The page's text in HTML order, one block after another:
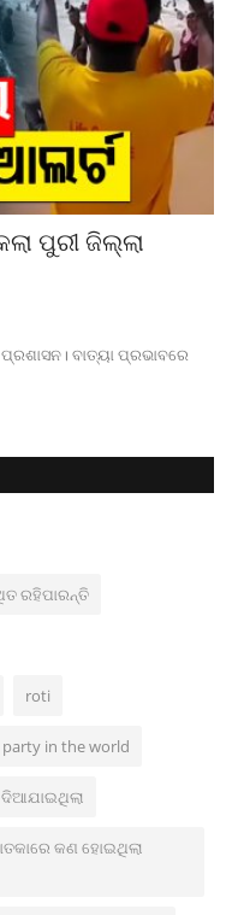
ପୁରୀ ଜିଲ୍ଲା
ବାତ୍ୟା ପ୍ରଭାବରେ
ରହିପାରନ୍ତି
roti
in the world
କଣ ହୋଇଥିଲା